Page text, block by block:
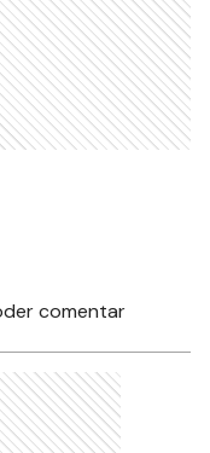
comentar